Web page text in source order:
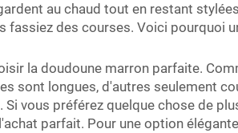
au chaud tout en restant
fassiez des courses. Voici pourquoi
la doudoune marron parfaite.
sont longues, d'autres seulement
vous préférez quelque chose de
parfait. Pour une option